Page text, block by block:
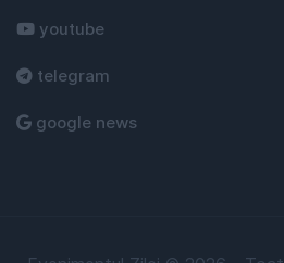
youtube
telegram
google news